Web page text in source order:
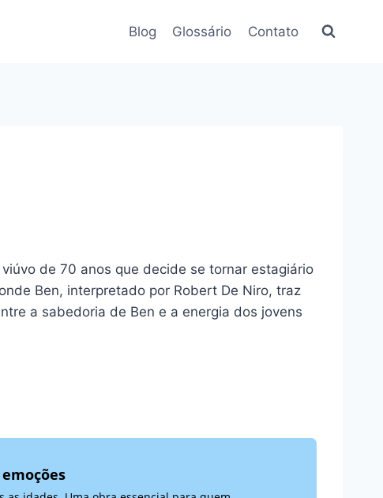
Blog Glossário Contato
de 70 anos que decide se tornar estagiário
Ben, interpretado por Robert De Niro, traz
a sabedoria de Ben e a energia dos jovens